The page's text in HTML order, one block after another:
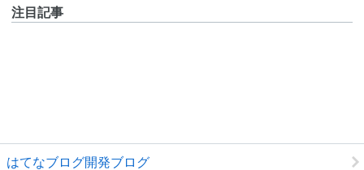
注目記事
はてなブログ開発ブログ